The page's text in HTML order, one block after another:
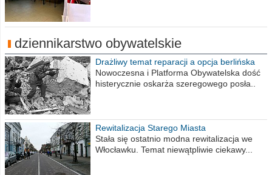
dziennikarstwo obywatelskie
Drażliwy temat reparacji a opcja berlińska
Nowoczesna i Platforma Obywatelska dość
histerycznie oskarża szeregowego posła..
Rewitalizacja Starego Miasta
Stała się ostatnio modna rewitalizacja we
Włocławku. Temat niewątpliwie ciekawy...